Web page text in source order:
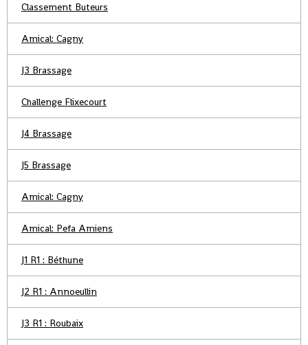
Classement Buteurs
Amical: Cagny
J3 Brassage
Challenge Flixecourt
J4 Brassage
J5 Brassage
Amical: Cagny
Amical: Pefa Amiens
J1 R1 : Béthune
J2 R1 : Annoeullin
J3 R1 : Roubaix